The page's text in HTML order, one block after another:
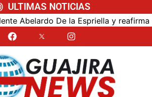
ULTIMAS NOTICIAS
De la Espriella y reafirma su